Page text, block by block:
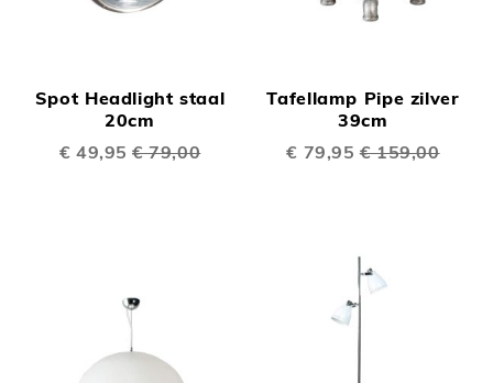
Spot Headlight staal
20cm
Speciale
€ 49,95 € 79,00
Tafellamp Pipe zilver
39cm
Speciale
€ 79,95 € 159,00